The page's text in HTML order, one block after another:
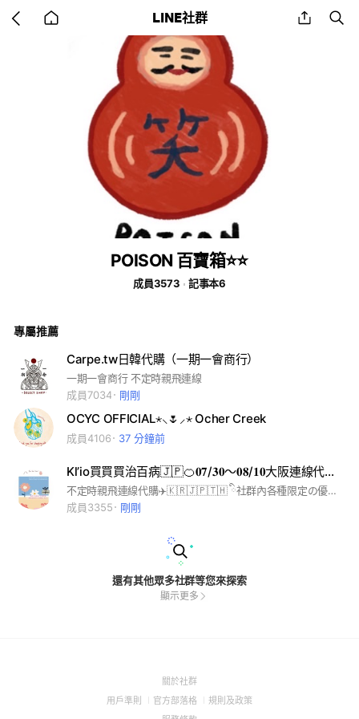
back LINE社群 share
POISON 百寶箱⭐️⭐️
成員3573 記事本6
專屬推薦
Carpe.tw日韓代購（一期一會商行）
一期一會商行 不定時親飛連線
成員7034
剛剛
OCYC OFFICIAL⋆⸜🌷⸝‍⋆ Ocher Creek
成員4106 37 分鐘前
Kl’io買買買治百病🇯🇵🍊𝟎𝟕/𝟑𝟎～𝟎𝟖/𝟏𝟎大阪連線代購✈️
不定時親飛連線代購✈️🇰🇷🇯🇵🇹🇭 ིྀ社群內各種限定の優惠潮流好物 「優惠價、優惠活動」只限社群內🌚 通知較多可關靜音🔕退出就無法再進來囉！ 官方Line:｜ @ciy3956s （每筆訂單皆開立政府合法收據，安心有保障） 歡迎加入和我們一起逛街 認識新朋友 一起聊天 分享最新最好的商品🤍 我是校長，很開心認識你(≧◡≦)
成員3355
剛剛
還有其他眾多社群等您來探索
顯示更多
關於社群(Open
用戶準則
(Open
官方部落格
(Open
規則及政策(Open